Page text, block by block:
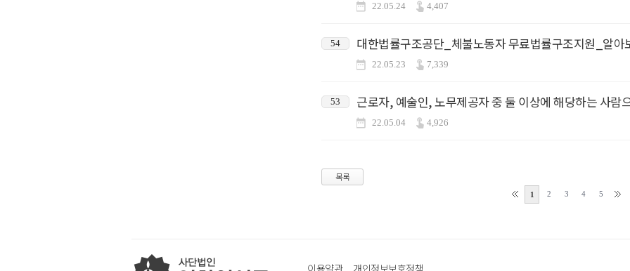
22.05.24 4,407
54 대한법률구조공단_체불노동자 무료법률구조지원_알아
22.05.23 7,339
53
22.05.04
4,926
목록
1 2 3 4 5